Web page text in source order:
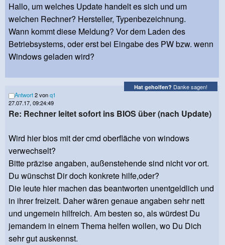
Hallo, um welches Update handelt es sich und um
welchen Rechner? Hersteller, Typenbezeichnung.
Wann kommt diese Meldung? Vor dem Laden des
Betriebsystems, oder erst bei Eingabe des PW bzw. wenn
Windows geladen wird?
Hat geholfen? Danke sagen!
Antwort2 vonq1
27.07.17, 09:24:49
Re: Rechner leitet sofort ins BIOS über (nach Update)
Wird hier bios mit der cmd oberfläche von windows
verwechselt?
Bitte präzise angaben, außenstehende sind nicht vor ort.
Du wünschst Dir doch konkrete hilfe,oder?
Die leute hier machen das beantworten unentgeldlich und
in ihrer freizeit. Daher wären genaue angaben sehr nett
und ungemein hilfreich. Am besten so, als würdest Du
jemandem in einem Thema helfen wollen, wo Du Dich
sehr gut auskennst.